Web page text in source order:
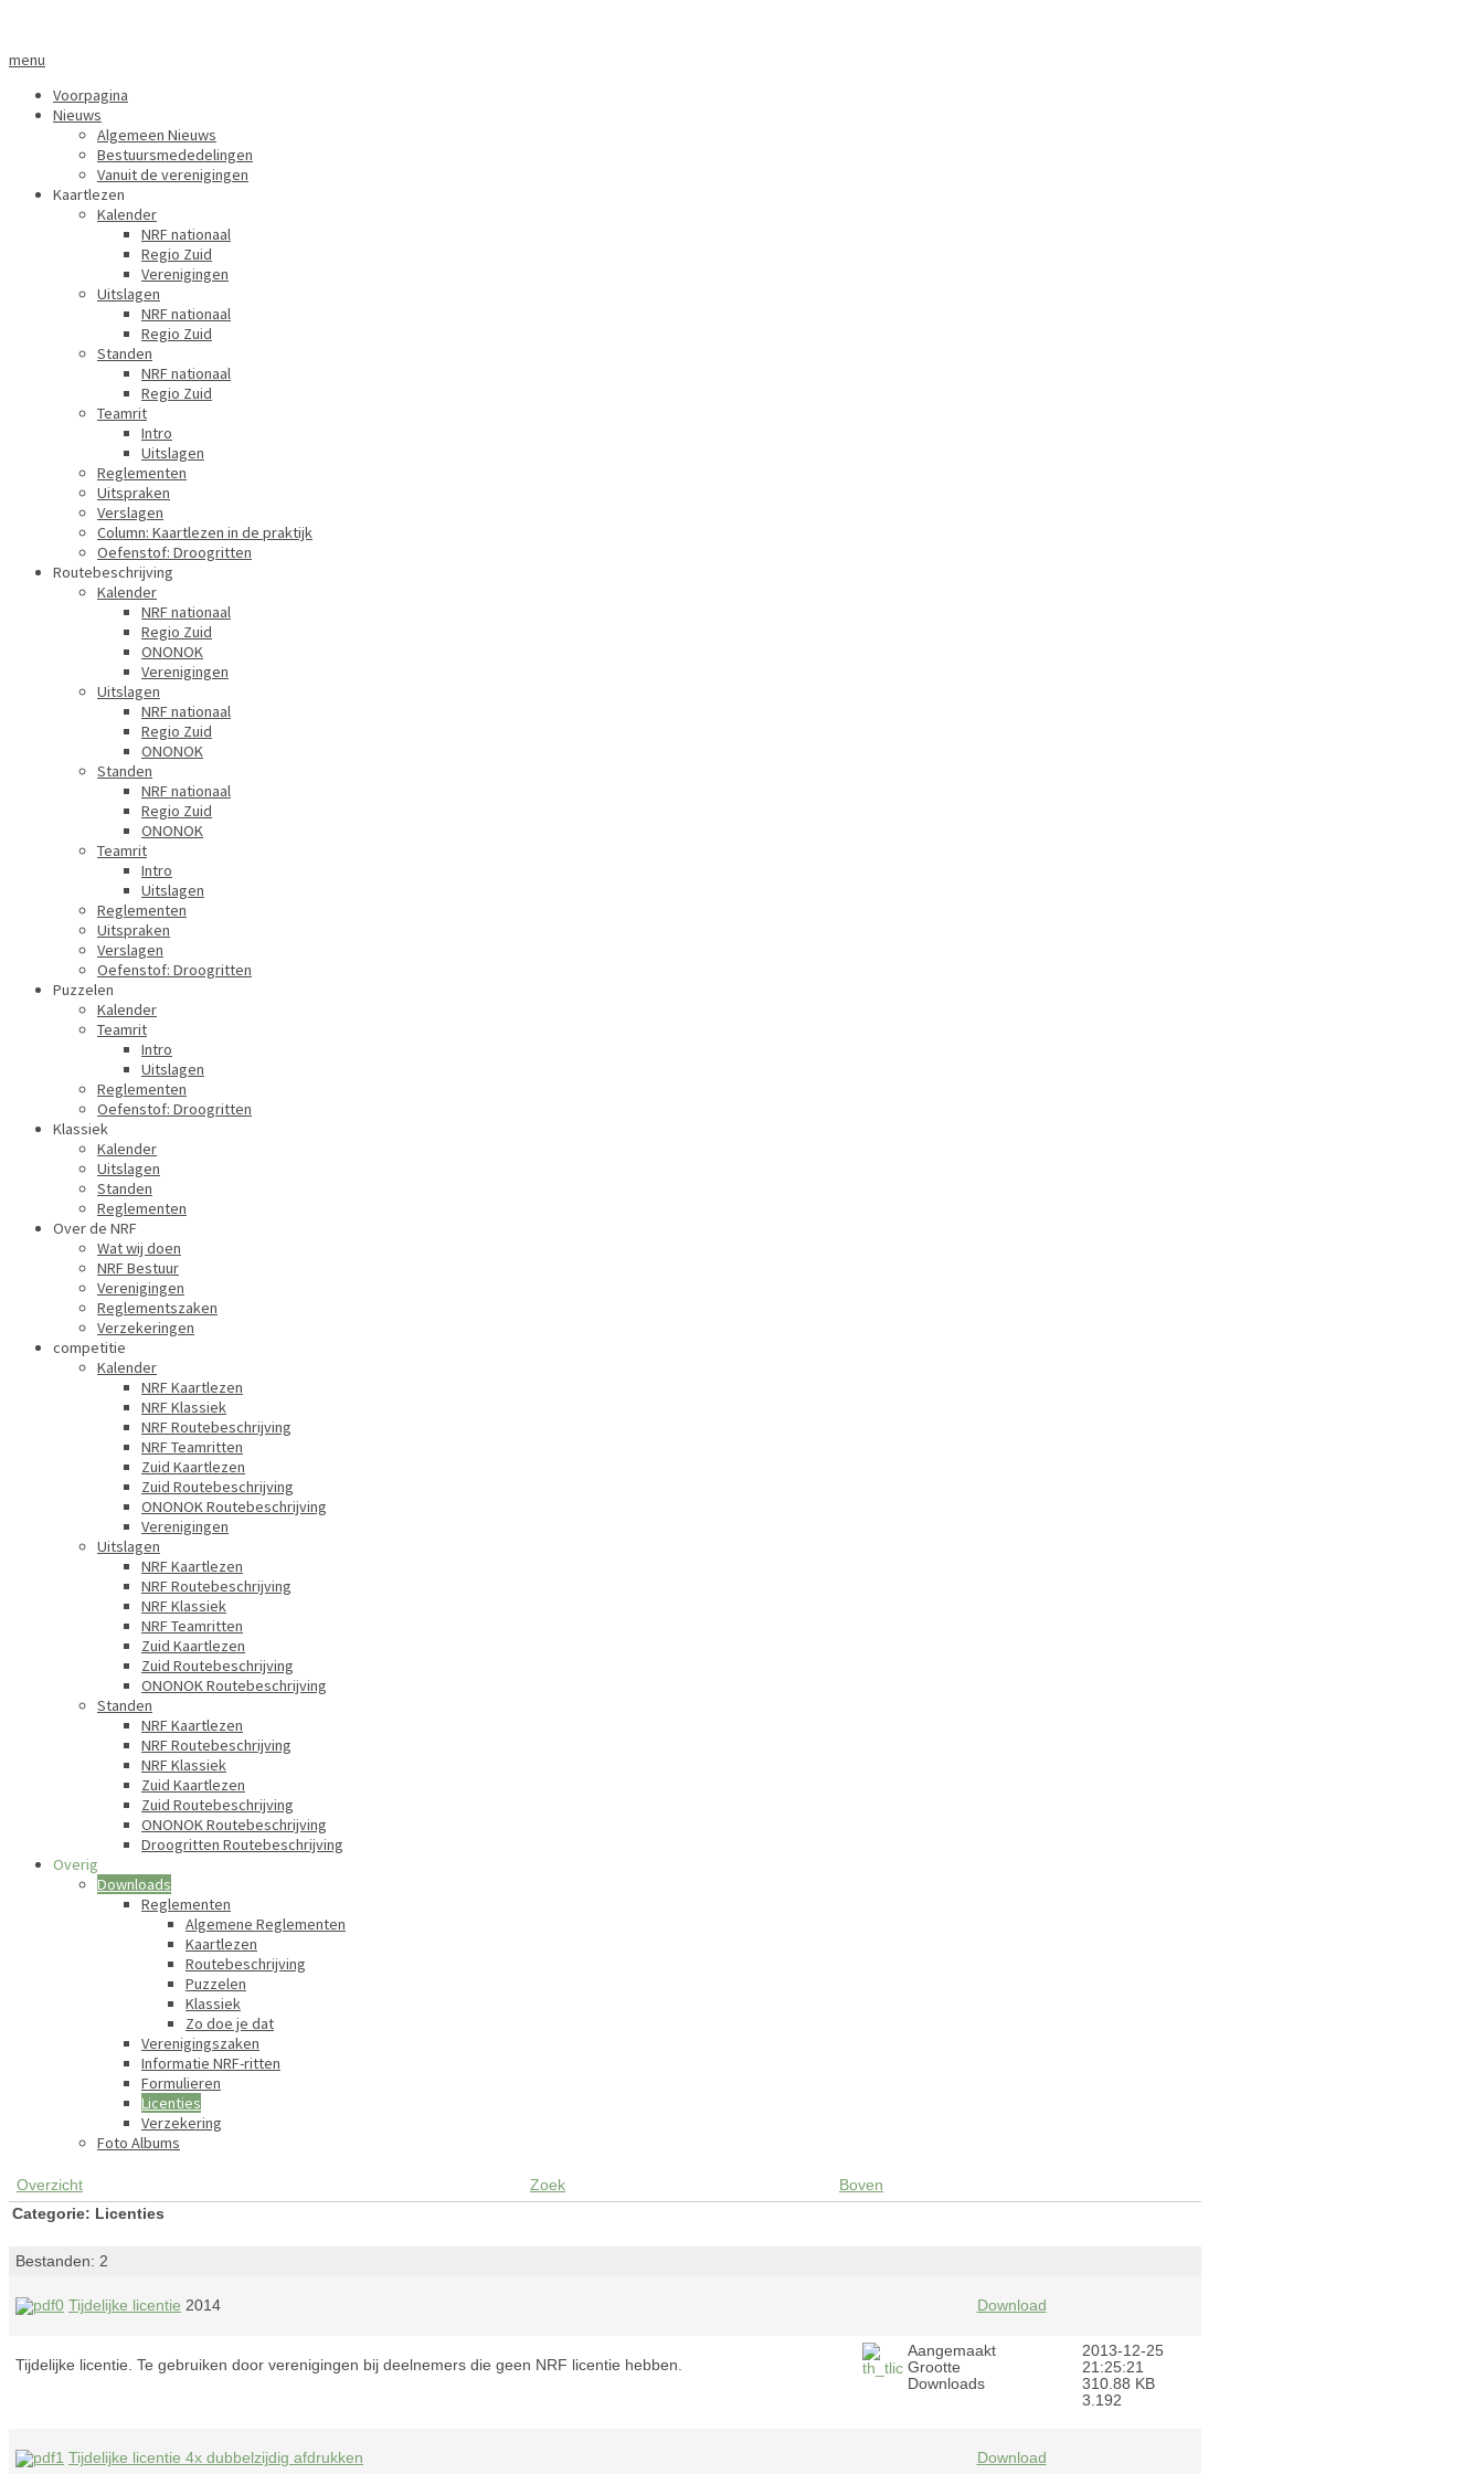
menu
Voorpagina
Nieuws
Algemeen Nieuws
Bestuursmededelingen
Vanuit de verenigingen
Kaartlezen
Kalender
NRF nationaal
Regio Zuid
Verenigingen
Uitslagen
NRF nationaal
Regio Zuid
Standen
NRF nationaal
Regio Zuid
Teamrit
Intro
Uitslagen
Reglementen
Uitspraken
Verslagen
Column: Kaartlezen in de praktijk
Oefenstof: Droogritten
Routebeschrijving
Kalender
NRF nationaal
Regio Zuid
ONONOK
Verenigingen
Uitslagen
NRF nationaal
Regio Zuid
ONONOK
Standen
NRF nationaal
Regio Zuid
ONONOK
Teamrit
Intro
Uitslagen
Reglementen
Uitspraken
Verslagen
Oefenstof: Droogritten
Puzzelen
Kalender
Teamrit
Intro
Uitslagen
Reglementen
Oefenstof: Droogritten
Klassiek
Kalender
Uitslagen
Standen
Reglementen
Over de NRF
Wat wij doen
NRF Bestuur
Verenigingen
Reglementszaken
Verzekeringen
competitie
Kalender
NRF Kaartlezen
NRF Klassiek
NRF Routebeschrijving
NRF Teamritten
Zuid Kaartlezen
Zuid Routebeschrijving
ONONOK Routebeschrijving
Verenigingen
Uitslagen
NRF Kaartlezen
NRF Routebeschrijving
NRF Klassiek
NRF Teamritten
Zuid Kaartlezen
Zuid Routebeschrijving
ONONOK Routebeschrijving
Standen
NRF Kaartlezen
NRF Routebeschrijving
NRF Klassiek
Zuid Kaartlezen
Zuid Routebeschrijving
ONONOK Routebeschrijving
Droogritten Routebeschrijving
Overig
Downloads
Reglementen
Algemene Reglementen
Kaartlezen
Routebeschrijving
Puzzelen
Klassiek
Zo doe je dat
Verenigingszaken
Informatie NRF-ritten
Formulieren
Licenties
Verzekering
Foto Albums
Overzicht Zoek
Boven
Categorie: Licenties
Bestanden: 2
Tijdelijke licentie 2014 Download
Tijdelijke licentie. Te gebruiken door verenigingen bij deelnemers die geen NRF licentie hebben.
Aangemaakt
Grootte
Downloads
2013-12-25
21:25:21
310.88 KB
3.192
Tijdelijke licentie 4x dubbelzijdig afdrukken Download